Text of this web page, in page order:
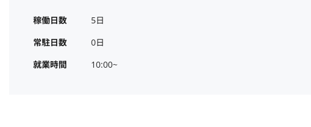
稼働日数
5日
常駐日数
0日
就業時間
10:00~